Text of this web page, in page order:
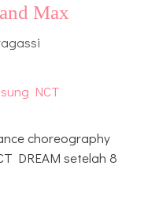
Max
choreography
DREAM setelah 8